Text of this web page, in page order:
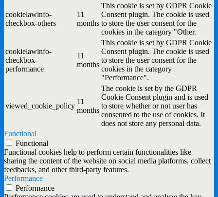
cookielawinfo-
checkbox-others
11
months
This cookie is set by GDPR Cookie
Consent plugin. The cookie is used
to store the user consent for the
cookies in the category "Other.
cookielawinfo-
checkbox-
performance
11
months
This cookie is set by GDPR Cookie
Consent plugin. The cookie is used
to store the user consent for the
cookies in the category
"Performance".
viewed_cookie_policy
11
months
The cookie is set by the GDPR
Cookie Consent plugin and is used
to store whether or not user has
consented to the use of cookies. It
does not store any personal data.
Functional
Functional
Functional cookies help to perform certain functionalities like
sharing the content of the website on social media platforms, collect
feedbacks, and other third-party features.
Performance
Performance